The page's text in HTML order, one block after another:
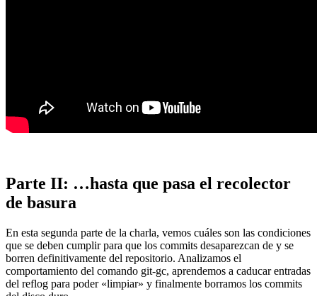
Parte II: …hasta que pasa el recolector
de basura
En esta segunda parte de la charla, vemos cuáles son las condiciones
que se deben cumplir para que los commits desaparezcan de y se
borren definitivamente del repositorio. Analizamos el
comportamiento del comando git-gc, aprendemos a caducar entradas
del reflog para poder «limpiar» y finalmente borramos los commits